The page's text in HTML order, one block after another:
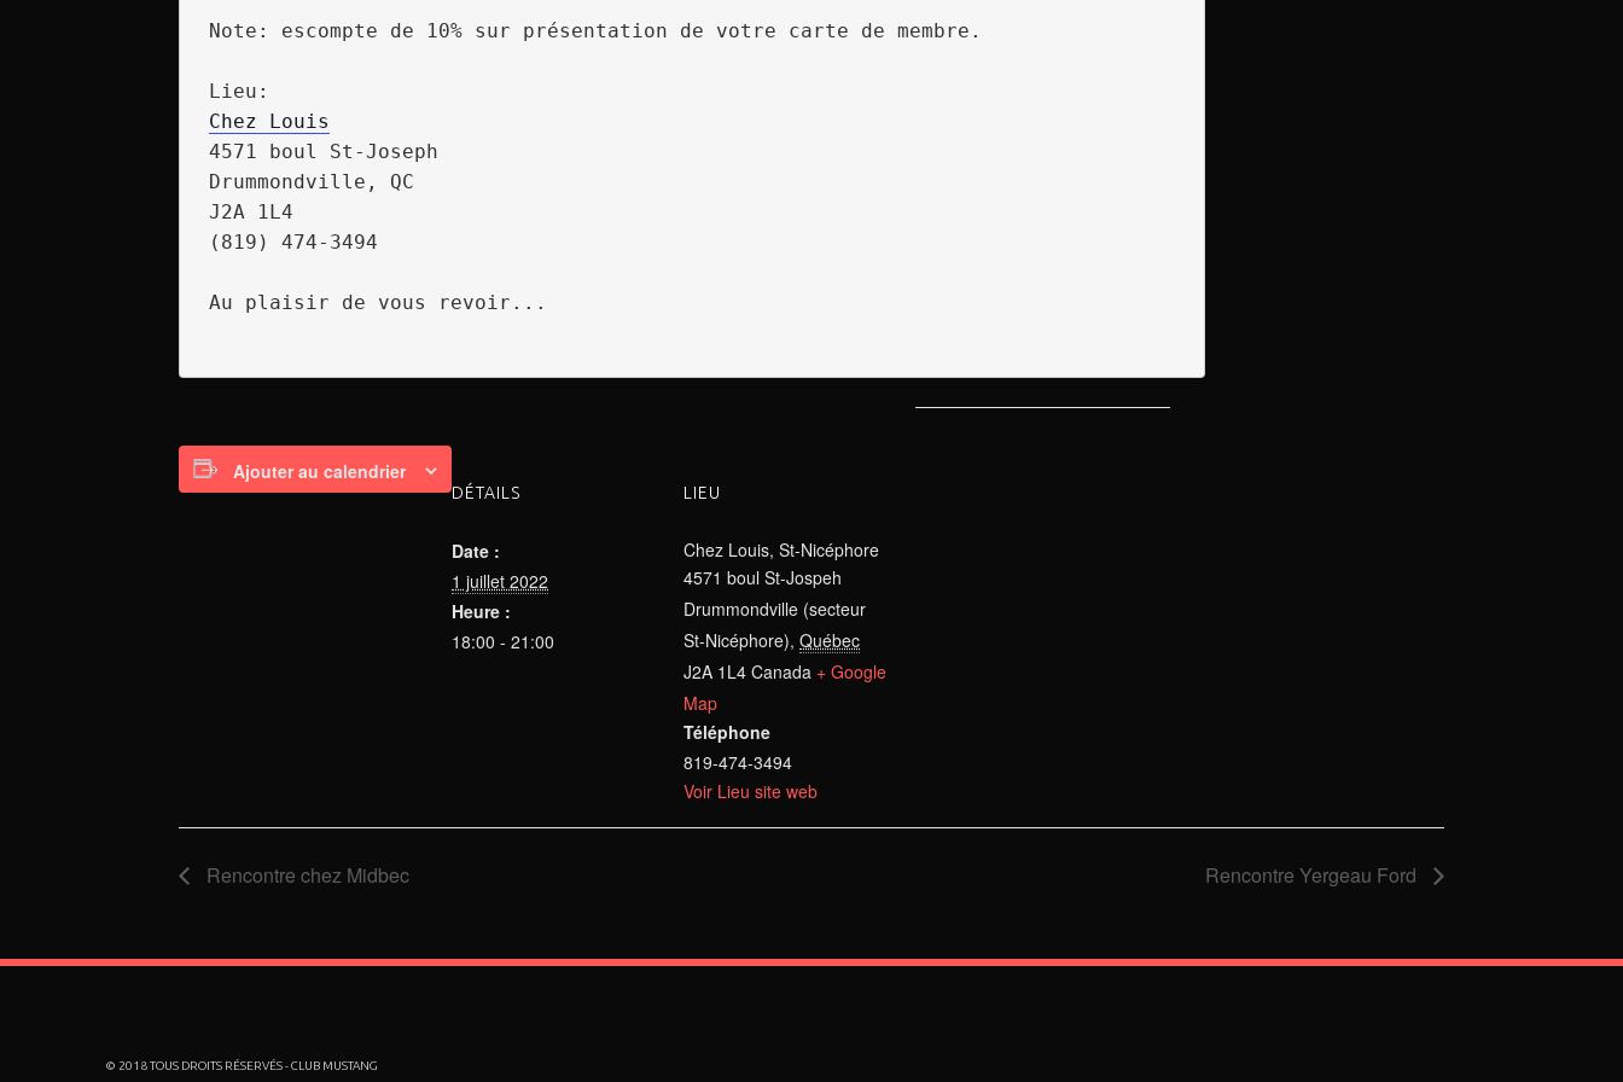
Note: escompte de 10% sur présentation de votre carte de membre.
Chez Louis
4571 boul St-Joseph
Drummondville, QC
J2A 1L4
(819) 474-3494
Au plaisir de vous revoir...
Ajouter au calendrier
DÉTAILS
Date :
1 juillet 2022
Heure :
18:00 - 21:00
LIEU
Chez Louis, St-Nicéphore
4571 boul St-Jospeh
Drummondville (secteur
St-Nicéphore), Québec
J2A 1L4 Canada + Google
Map
Téléphone
819-474-3494
Voir Lieu site web
Rencontre chez Midbec Rencontre Yergeau Ford
© 2018 TOUS DROITS RÉSERVÉS - CLUB MUSTANG